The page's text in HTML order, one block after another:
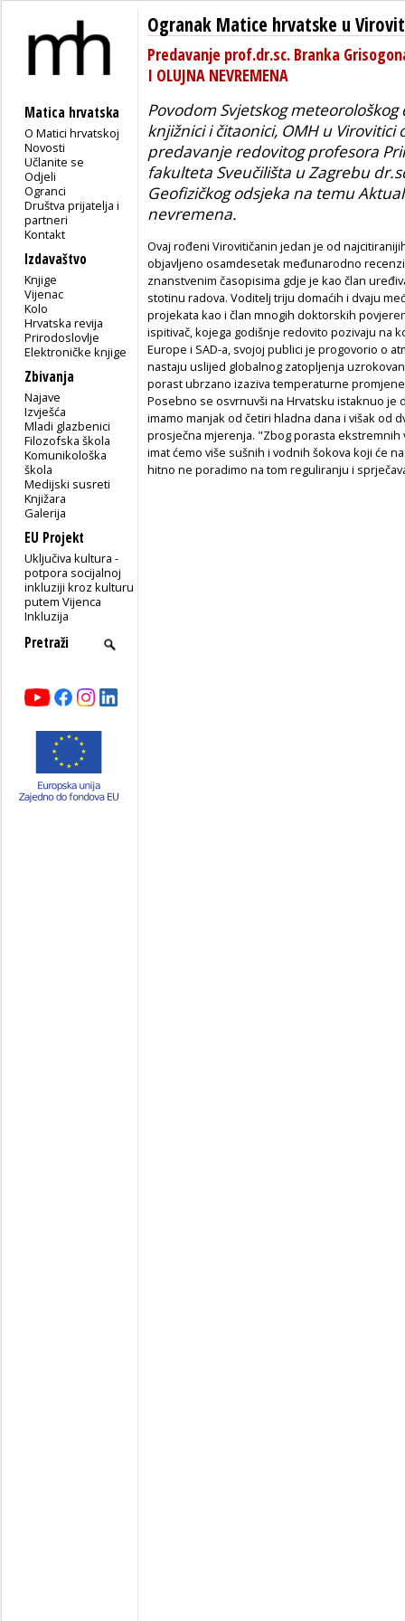
Matica hrvatska
O Matici hrvatskoj
Novosti
Učlanite se
Odjeli
Ogranci
Društva prijatelja i
partneri
Kontakt
Izdavaštvo
Knjige
Vijenac
Kolo
Hrvatska revija
Prirodoslovlje
Elektroničke knjige
Zbivanja
Najave
Izvješća
Mladi glazbenici
Filozofska škola
Komunikološka
škola
Medijski susreti
Knjižara
Galerija
EU Projekt
Uključiva kultura -
potpora socijalnoj
inkluziji kroz kulturu
putem Vijenca
Inkluzija
Ogranak Matice hrvatske u
Predavanje prof.dr.sc. Branka Grisogona
I OLUJNA NEVREMENA
Povodom Svjetskog
knjižnici i čitaonici, OMH u
predavanje redovitog profesora
fakulteta Sveučilišta u Zagrebu
Geofizičkog odsjeka na temu
nevremena.
Ovaj rođeni Virovitičanin jedan je od
objavljeno osamdesetak međunarodno
znanstvenim časopisima gdje je kao član
stotinu radova. Voditelj triju domaćih i dvaju
projekata kao i član mnogih doktorskih
ispitivač, kojega godišnje redovito pozivaju na
Europe i SAD-a, svojoj publici je progovorio o
nastaju uslijed globalnog zatopljenja
porast ubrzano izaziva temperaturne
Posebno se osvrnuvši na Hrvatsku istaknuo je
imamo manjak od četiri hladna dana i višak od
prosječna mjerenja. "Zbog porasta
imat ćemo više sušnih i vodnih šokova koji će
hitno ne poradimo na tom reguliranju i